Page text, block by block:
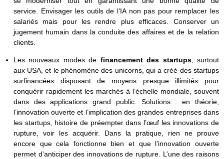
service. Envisager les outils de l’IA non pas pour remplacer les
salariés mais pour les rendre plus efficaces. Conserver un
jugement humain dans la conduite des affaires et de la relation
clients.
Les nouveaux modes de financement des startups, surtout
aux USA, et le phénomène des unicorns, qui a créé des startups
surfinancées disposant de moyens presque illimités pour
conquérir rapidement les marchés à l’échelle mondiale, souvent
dans des applications grand public. Solutions : en théorie,
l’innovation ouverte et l’implication des grandes entreprises dans
les startups, histoire de préempter dans l’œuf les innovations de
rupture, voir les acquérir. Dans la pratique, rien ne prouve
encore que cela fonctionne bien et que l’innovation ouverte
permet d’anticiper des innovations de rupture. L’une des raisons